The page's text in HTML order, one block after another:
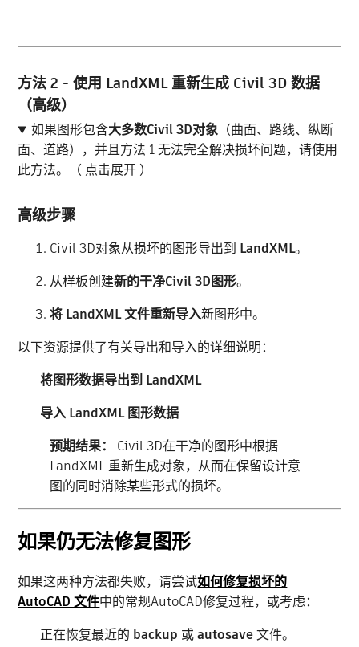
方法 2 - 使用 LandXML 重新生成 Civil 3D 数据
（高级）
如果图形包含大多数Civil 3D对象 （曲面、路线、纵断
面、道路），并且方法 1 无法完全解决损坏问题，请使用
此方法。（ 点击展开 ）
高级步骤
Civil 3D对象从损坏的图形导出到 LandXML。
从样板创建新的干净Civil 3D图形。
将 LandXML 文件重新导入新图形中。
以下资源提供了有关导出和导入的详细说明：
将图形数据导出到 LandXML
导入 LandXML 图形数据
预期结果：
Civil 3D在干净的图形中根据
LandXML 重新生成对象，从而在保留设计意
图的同时消除某些形式的损坏。
如果仍无法修复图形
如果这两种方法都失败，请尝试如何修复损坏的
AutoCAD 文件中的常规AutoCAD修复过程，或考虑：
正在恢复最近的 backup 或autosave文件。